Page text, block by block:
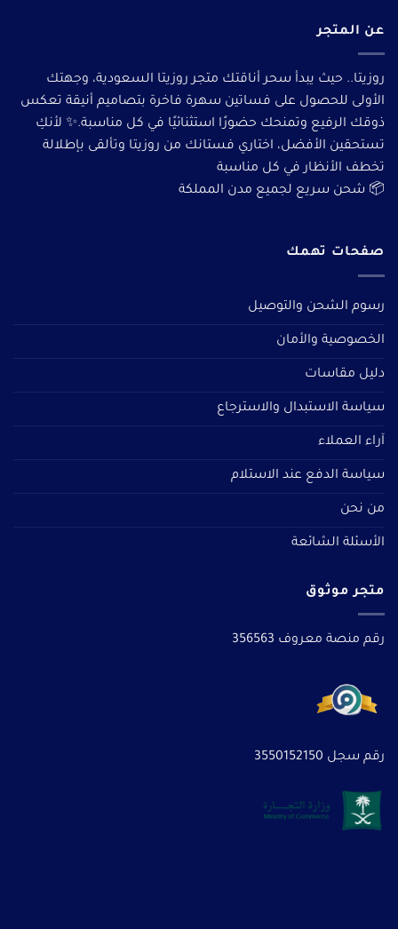
عن المتجر
روزيتا.. حيث يبدأ سحر أناقتك متجر روزيتا السعودية، وجهتك
الأولى للحصول على فساتين سهرة فاخرة بتصاميم أنيقة تعكس
ذوقك الرفيع وتمنحك حضورًا استثنائيًا في كل مناسبة.✨ لأنكِ
تستحقين الأفضل، اختاري فستانك من روزيتا وتألقى بإطلالة
تخطف الأنظار في كل مناسبة
📦 شحن سريع لجميع مدن المملكة
صفحات تهمك
رسوم الشحن والتوصيل
الخصوصية والأمان
دليل مقاسات
سياسة الاستبدال والاسترجاع
آراء العملاء
سياسة الدفع عند الاستلام
من نحن
الأسئلة الشائعة
متجر موثوق
رقم منصة معروف 356563
رقم سجل 3550152150